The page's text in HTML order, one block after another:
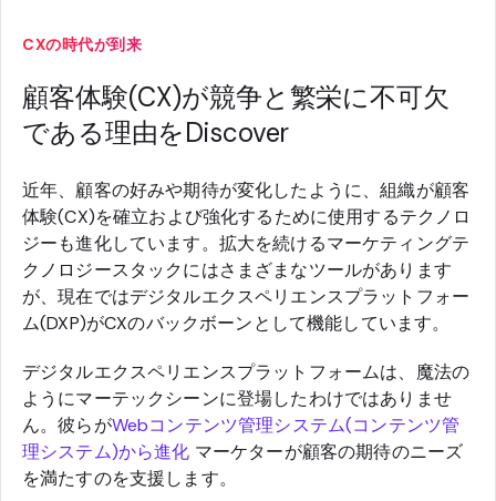
CXの時代が到来
顧客体験(CX)が競争と繁栄に不可欠
である理由をDiscover
近年、顧客の好みや期待が変化したように、組織が顧客
体験(CX)を確立および強化するために使用するテクノロ
ジーも進化しています。拡大を続けるマーケティングテ
クノロジースタックにはさまざまなツールがあります
が、現在ではデジタルエクスペリエンスプラットフォー
ム(DXP)がCXのバックボーンとして機能しています。
デジタルエクスペリエンスプラットフォームは、魔法の
ようにマーテックシーンに登場したわけではありませ
ん。彼らがWebコンテンツ管理システム(コンテンツ管
理システム)から進化 マーケターが顧客の期待のニーズ
を満たすのを支援します。